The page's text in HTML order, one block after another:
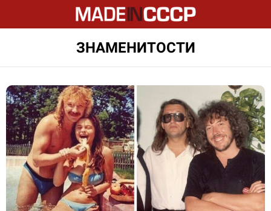
ЗНАМЕНИТОСТИ
LATEST
STORIES